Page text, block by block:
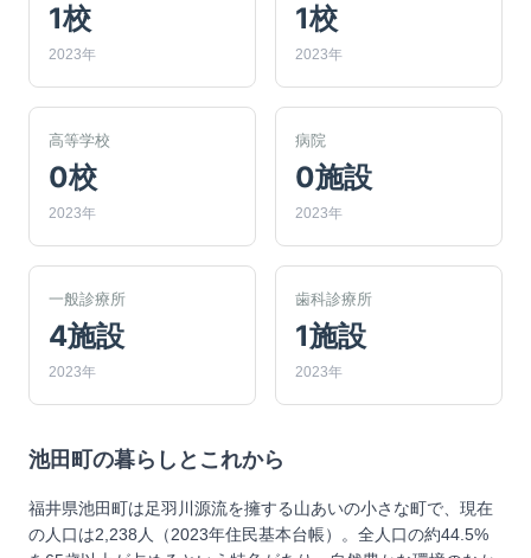
1校
2023年
1校
2023年
高等学校
0校
2023年
病院
0施設
2023年
一般診療所
4施設
2023年
歯科診療所
1施設
2023年
池田町 の暮らしとこれから
福井県池田町は足羽川源流を擁する山あいの小さな町で、現在
の人口は2,238人（2023年住民基本台帳）。全人口の約44.5%